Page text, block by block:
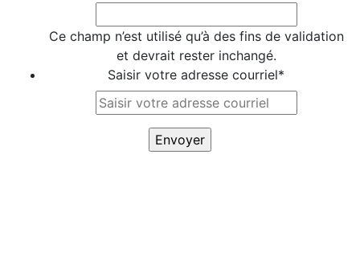
Ce champ n’est utilisé qu’à des fins de validation
et devrait rester inchangé.
Saisir votre adresse courriel*